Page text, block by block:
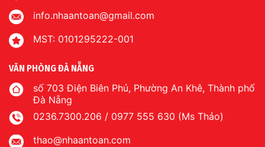
info.nhaantoan@gmail.com
MST: 0101295222-001
VĂN PHÒNG ĐÀ NẴNG
số 703 Điện Biên Phủ, Phường An Khê, Thành phố
Đà Nẵng
0236.7300.206 / 0977 555 630 (Ms Thảo)
thao@nhaantoan.com